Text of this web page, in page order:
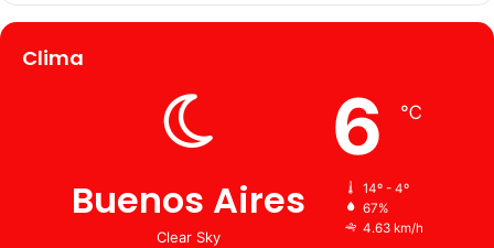
Clima
Buenos Aires
Clear Sky
6 ℃
14º - 4º
67%
4.63 km/h